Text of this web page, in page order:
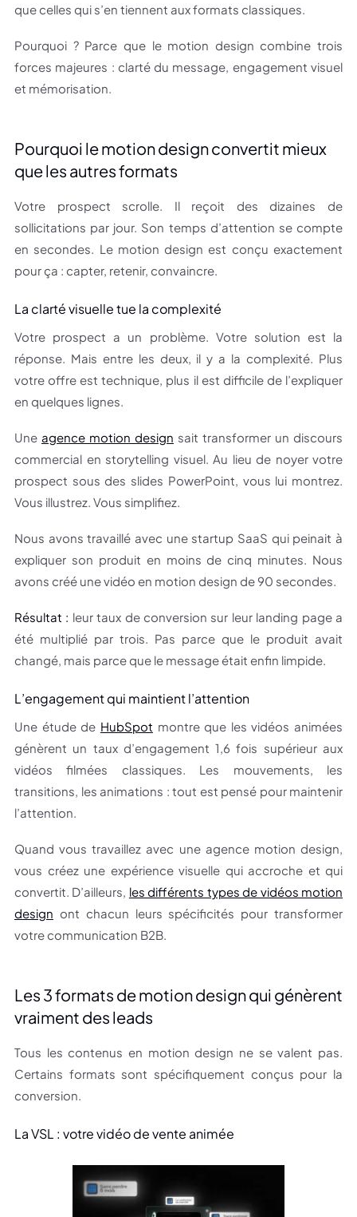
que celles qui s’en tiennent aux formats classiques.
Pourquoi ? Parce que le motion design combine trois
forces majeures : clarté du message, engagement visuel
et mémorisation.
Pourquoi le motion design convertit mieux
que les autres formats
Votre prospect scrolle. Il reçoit des dizaines de
sollicitations par jour. Son temps d’attention se compte
en secondes. Le motion design est conçu exactement
pour ça : capter, retenir, convaincre.
La clarté visuelle tue la complexité
Votre prospect a un problème. Votre solution est la
réponse. Mais entre les deux, il y a la complexité. Plus
votre offre est technique, plus il est difficile de l’expliquer
en quelques lignes.
Une agence motion design sait transformer un discours
commercial en storytelling visuel. Au lieu de noyer votre
prospect sous des slides PowerPoint, vous lui montrez.
Vous illustrez. Vous simplifiez.
Nous avons travaillé avec une startup SaaS qui peinait à
expliquer son produit en moins de cinq minutes. Nous
avons créé une vidéo en motion design de 90 secondes.
Résultat : leur taux de conversion sur leur landing page a
été multiplié par trois. Pas parce que le produit avait
changé, mais parce que le message était enfin limpide.
L’engagement qui maintient l’attention
Une étude de HubSpot montre que les vidéos animées
génèrent un taux d’engagement 1,6 fois supérieur aux
vidéos filmées classiques. Les mouvements, les
transitions, les animations : tout est pensé pour maintenir
l’attention.
Quand vous travaillez avec une agence motion design,
vous créez une expérience visuelle qui accroche et qui
convertit. D’ailleurs, les différents types de vidéos motion
design ont chacun leurs spécificités pour transformer
votre communication B2B.
Les 3 formats de motion design qui génèrent
vraiment des leads
Tous les contenus en motion design ne se valent pas.
Certains formats sont spécifiquement conçus pour la
conversion.
La VSL : votre vidéo de vente animée